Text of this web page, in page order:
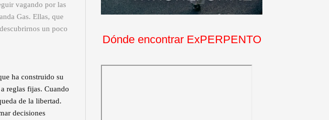
vagando por las
Gas. Ellas, que
un poco
ha construido su
reglas fijas. Cuando
de la libertad.
decisiones
Dónde encontrar ExPERPENTO